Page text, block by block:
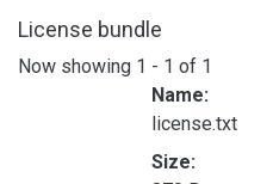
License bundle
Now showing 1 - 1 of 1
Name:
license.txt
Size: